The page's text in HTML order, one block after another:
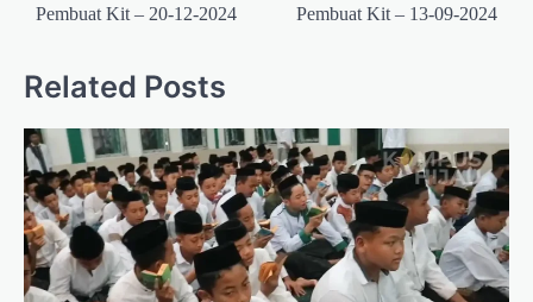
Pembuat Kit – 20-12-2024
Pembuat Kit – 13-09-2024
Related Posts